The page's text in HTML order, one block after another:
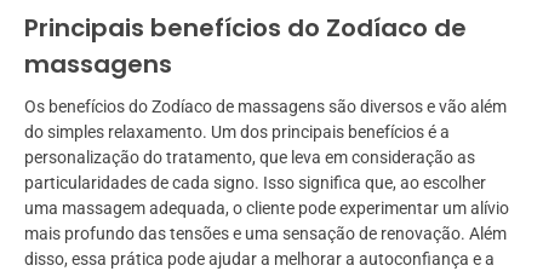
Principais benefícios do Zodíaco de
massagens
Os benefícios do Zodíaco de massagens são diversos e vão além
do simples relaxamento. Um dos principais benefícios é a
personalização do tratamento, que leva em consideração as
particularidades de cada signo. Isso significa que, ao escolher
uma massagem adequada, o cliente pode experimentar um alívio
mais profundo das tensões e uma sensação de renovação. Além
disso, essa prática pode ajudar a melhorar a autoconfiança e a